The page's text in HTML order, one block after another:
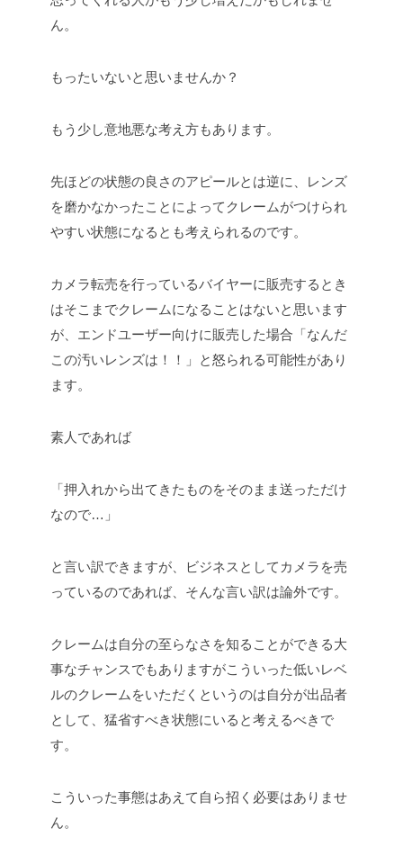
ん。
もったいないと思いませんか？
もう少し意地悪な考え方もあります。
先ほどの状態の良さのアピールとは逆に、レンズ
を磨かなかったことによってクレームがつけられ
やすい状態になるとも考えられるのです。
カメラ転売を行っているバイヤーに販売するとき
はそこまでクレームになることはないと思います
が、エンドユーザー向けに販売した場合「なんだ
この汚いレンズは！！」と怒られる可能性があり
ます。
素人であれば
「押入れから出てきたものをそのまま送っただけ
なので…」
と言い訳できますが、ビジネスとしてカメラを売
っているのであれば、そんな言い訳は論外です。
クレームは自分の至らなさを知ることができる大
事なチャンスでもありますがこういった低いレベ
ルのクレームをいただくというのは自分が出品者
として、猛省すべき状態にいると考えるべきで
す。
こういった事態はあえて自ら招く必要はありませ
ん。